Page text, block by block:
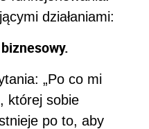
działaniami:
„Po co mi
której sobie
po to, aby